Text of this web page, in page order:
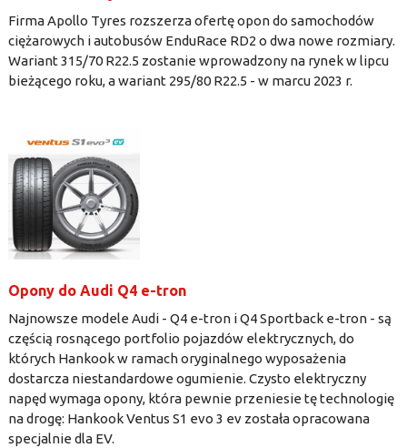
Firma Apollo Tyres rozszerza ofertę opon do samochodów
ciężarowych i autobusów EnduRace RD2 o dwa nowe rozmiary.
Wariant 315/70 R22.5 zostanie wprowadzony na rynek w lipcu
bieżącego roku, a wariant 295/80 R22.5 - w marcu 2023 r.
Opony do Audi Q4 e-tron
Najnowsze modele Audi - Q4 e-tron i Q4 Sportback e-tron - są
częścią rosnącego portfolio pojazdów elektrycznych, do
których Hankook w ramach oryginalnego wyposażenia
dostarcza niestandardowe ogumienie. Czysto elektryczny
napęd wymaga opony, która pewnie przeniesie tę technologię
na drogę: Hankook Ventus S1 evo 3 ev została opracowana
specjalnie dla EV.